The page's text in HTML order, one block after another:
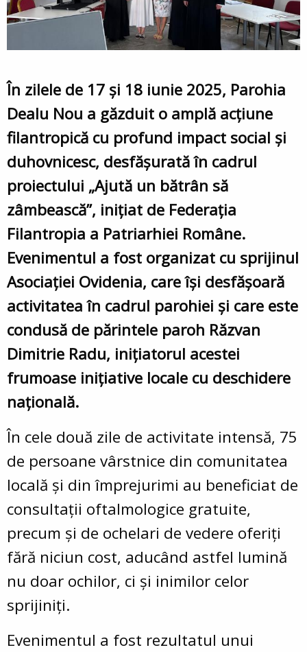
În zilele de 17 și 18 iunie 2025, Parohia
Dealu Nou a găzduit o amplă acțiune
filantropică cu profund impact social și
duhovnicesc, desfășurată în cadrul
proiectului „Ajută un bătrân să
zâmbească”, inițiat de Federația
Filantropia a Patriarhiei Române.
Evenimentul a fost organizat cu sprijinul
Asociației Ovidenia, care își desfășoară
activitatea în cadrul parohiei și care este
condusă de părintele paroh Răzvan
Dimitrie Radu, inițiatorul acestei
frumoase inițiative locale cu deschidere
națională.
În cele două zile de activitate intensă, 75
de persoane vârstnice din comunitatea
locală și din împrejurimi au beneficiat de
consultații oftalmologice gratuite,
precum și de ochelari de vedere oferiți
fără niciun cost, aducând astfel lumină
nu doar ochilor, ci și inimilor celor
sprijiniți.
Evenimentul a fost rezultatul unui